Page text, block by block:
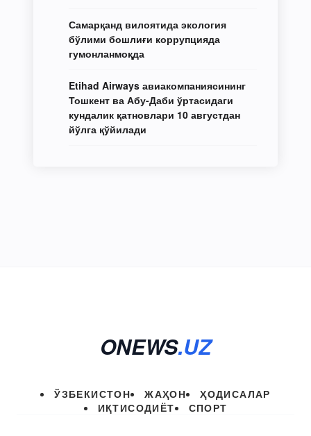
Самарқанд вилоятида экология
бўлими бошлиғи коррупцияда
гумонланмоқда
Etihad Airways авиакомпаниясининг
Тошкент ва Абу-Даби ўртасидаги
кундалик қатновлари 10 августдан
йўлга қўйилади
ONEWS.UZ
ЎЗБЕКИСТОН ЖАҲОН
ҲОДИСАЛАР
ИҚТИСОДИЁТ
СПОРТ